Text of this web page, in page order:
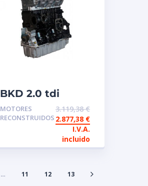
BKD 2.0 tdi
140CV 16v Motor
de intercambio
reconstruido
MOTORES
RECONSTRUIDOS
3.119,38€
2.877,38 €
I.V.A.
incluido
… 11 12 13